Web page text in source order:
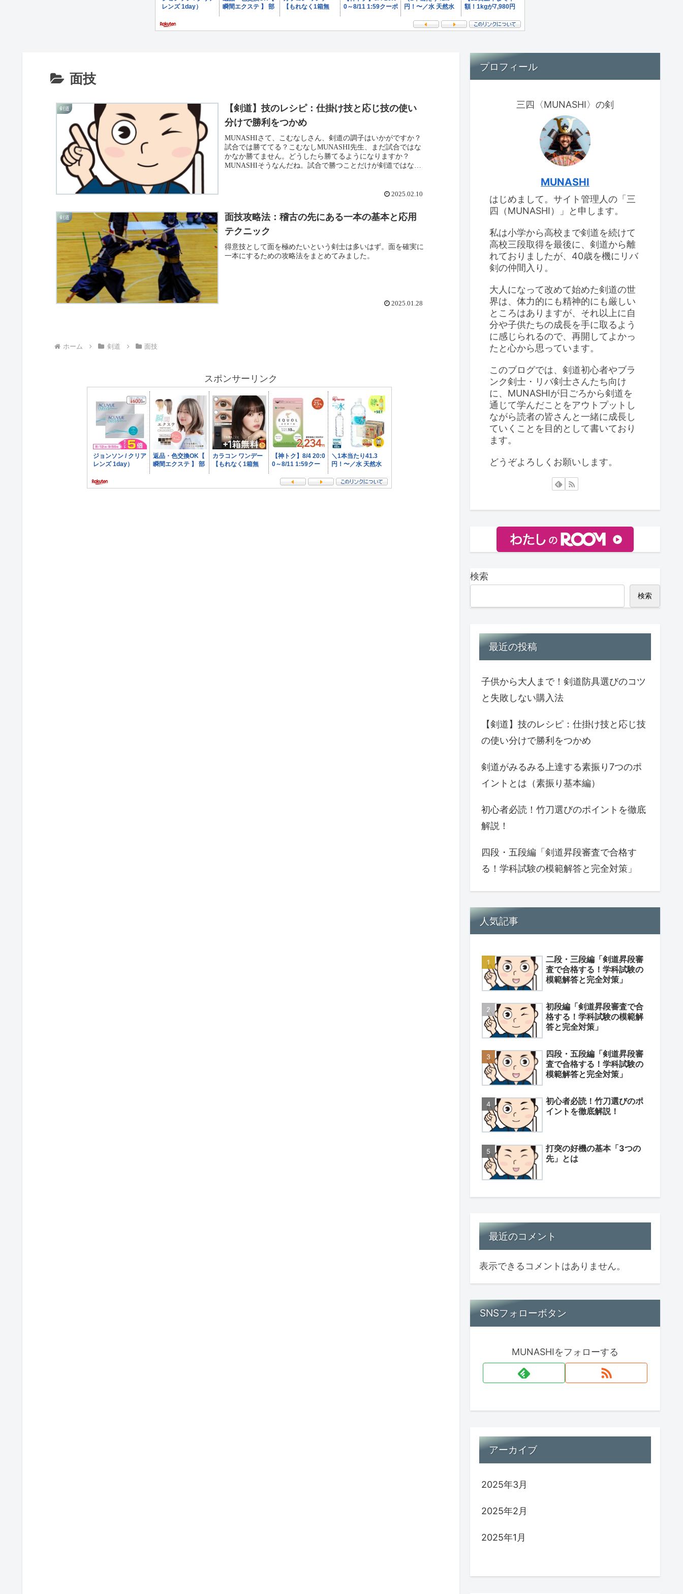
面技
剣道
【剣道】技のレシピ：仕掛け技と応じ技の使い
分けで勝利をつかめ
MUNASHIさて、こむなしさん、剣道の調子はいかがですか？
試合では勝ててる？こむなしMUNASHI先生、まだ試合ではな
かなか勝てません。どうしたら勝てるようになりますか？
MUNASHIそうなんだね。試合で勝つことだけが剣道ではない
2025.02.10
剣道
面技攻略法：稽古の先にある一本の基本と応用
テクニック
得意技として面を極めたいという剣士は多いはず。面を確実に
一本にするための攻略法をまとめてみました。
2025.01.28
ホーム 剣道 面技
スポンサーリンク
プロフィール
三四〈MUNASHI〉の剣
MUNASHI
はじめまして。サイト管理人の「三
四（MUNASHI）」と申します。
私は小学から高校まで剣道を続けて
高校三段取得を最後に、剣道から離
れておりましたが、40歳を機にリバ
剣の仲間入り。
大人になって改めて始めた剣道の世
界は、体力的にも精神的にも厳しい
ところはありますが、それ以上に自
分や子供たちの成長を手に取るよう
に感じられるので、再開してよかっ
たと心から思っています。
このブログでは、剣道初心者やブラ
ンク剣士・リバ剣士さんたち向け
に、MUNASHIが日ごろから剣道を
通じて学んだことをアウトプットし
ながら読者の皆さんと一緒に成長し
ていくことを目的として書いており
ます。
どうぞよろしくお願いします。
検索
検索
最近の投稿
子供から大人まで！剣道防具選びのコツ
と失敗しない購入法
【剣道】技のレシピ：仕掛け技と応じ技
の使い分けで勝利をつかめ
剣道がみるみる上達する素振り7つのポ
イントとは（素振り基本編）
初心者必読！竹刀選びのポイントを徹底
解説！
四段・五段編「剣道昇段審査で合格す
る！学科試験の模範解答と完全対策」
人気記事
二段・三段編「剣道昇段審
査で合格する！学科試験の
模範解答と完全対策」
初段編「剣道昇段審査で合
格する！学科試験の模範解
答と完全対策」
四段・五段編「剣道昇段審
査で合格する！学科試験の
模範解答と完全対策」
初心者必読！竹刀選びのポ
イントを徹底解説！
打突の好機の基本「3つの
先」とは
最近のコメント
表示できるコメントはありません。
SNSフォローボタン
MUNASHIをフォローする
アーカイブ
2025年3月
2025年2月
2025年1月